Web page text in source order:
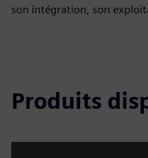
son intégration, son
Produits